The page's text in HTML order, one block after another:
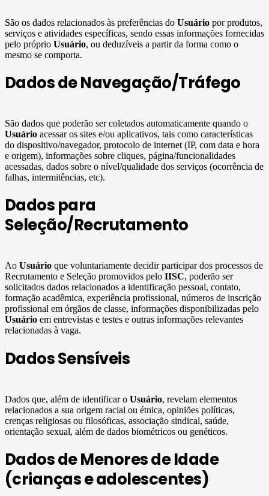
São os dados relacionados às preferências do Usuário por produtos,
serviços e atividades específicas, sendo essas informações fornecidas
pelo próprio Usuário, ou deduzíveis a partir da forma como o
mesmo se comporta.
Dados de Navegação/Tráfego
São dados que poderão ser coletados automaticamente quando o
Usuário acessar os sites e/ou aplicativos, tais como características
do dispositivo/navegador, protocolo de internet (IP, com data e hora
e origem), informações sobre cliques, página/funcionalidades
acessadas, dados sobre o nível/qualidade dos serviços (ocorrência de
falhas, intermitências, etc).
Dados para
Seleção/Recrutamento
Ao Usuário que voluntariamente decidir participar dos processos de
Recrutamento e Seleção promovidos pelo IISC, poderão ser
solicitados dados relacionados a identificação pessoal, contato,
formação acadêmica, experiência profissional, números de inscrição
profissional em órgãos de classe, informações disponibilizadas pelo
Usuário em entrevistas e testes e outras informações relevantes
relacionadas à vaga.
Dados Sensíveis
Dados que, além de identificar o Usuário, revelam elementos
relacionados a sua origem racial ou étnica, opiniões políticas,
crenças religiosas ou filosóficas, associação sindical, saúde,
orientação sexual, além de dados biométricos ou genéticos.
Dados de Menores de Idade
(crianças e adolescentes)